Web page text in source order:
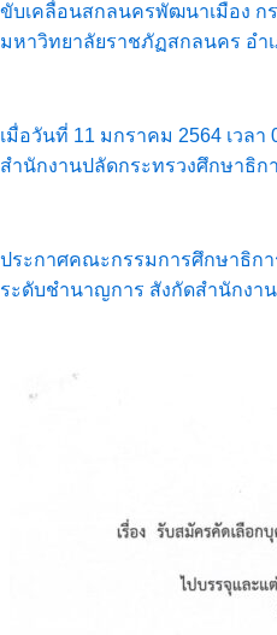
ขับเคลื่อนสกลนครพัฒนาเมือง ก
มหาวิทยาลัยราชภัฏสกลนคร อำ
เมื่อวันที่ 11 มกราคม 2564 เวล
สำนักงานปลัดกระทรวงศึกษาธิก
ประกาศคณะกรรมการศึกษาธิกา
ระดับชำนาญการ สังกัดสำนักงา